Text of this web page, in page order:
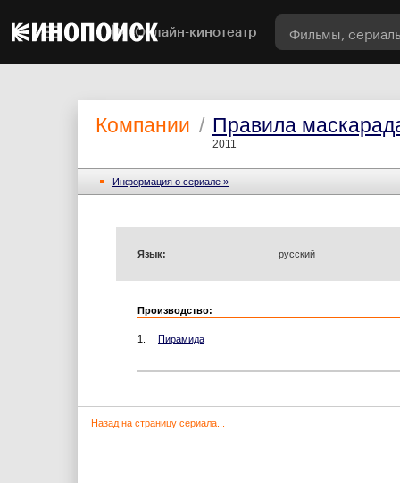
Онлайн-кинотеатр
Компании / Правила
2011
Информация o сериале »
Язык: русский
Производство:
1. Пирамида
Назад на страницу сериала...